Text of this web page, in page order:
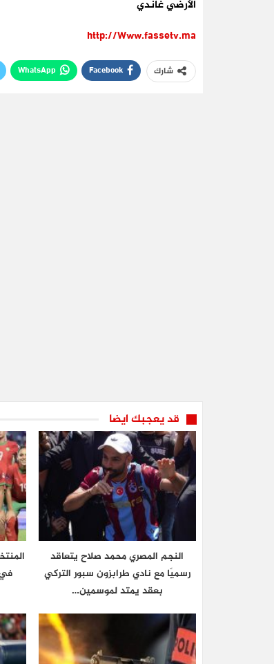
الأرضي غاندي
http://Www.fassetv.ma
شارك Facebook
WhatsApp
قد يعجبك ايضا
النجم المصري محمد صلاح يتعاقد
رسميًا مع نادي طرابزون سبور التركي
بعقد يمتد لموسمين…